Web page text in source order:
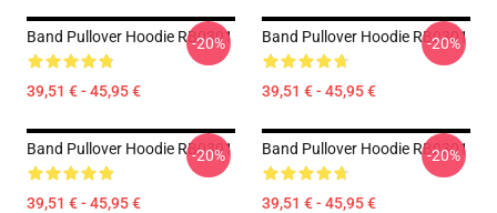
Band Pullover Hoodie RB0301
39,51 € - 45,95 €
-20% Band Pullover Hoodie RB0301
39,51 € - 45,95 €
-20%
Band Pullover Hoodie RB0301
39,51 € - 45,95 €
-20% Band Pullover Hoodie RB0301
39,51 € - 45,95 €
-20%